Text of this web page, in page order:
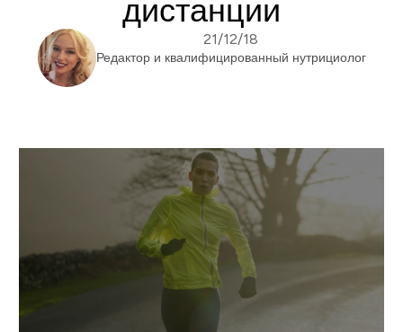
дистанции
21/12/18
Редактор и квалифицированный нутрициолог